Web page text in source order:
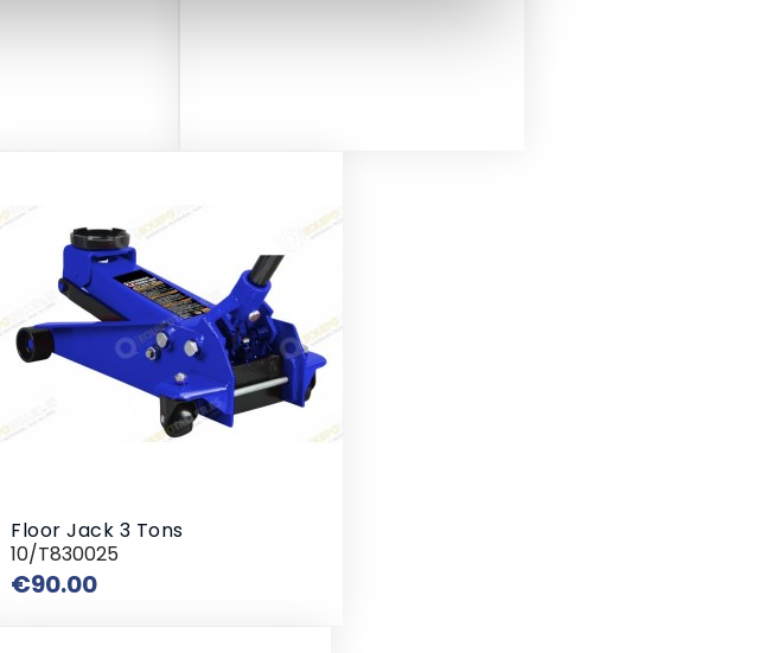
Floor Jack 3 Tons
10/T830025
€90.00Price